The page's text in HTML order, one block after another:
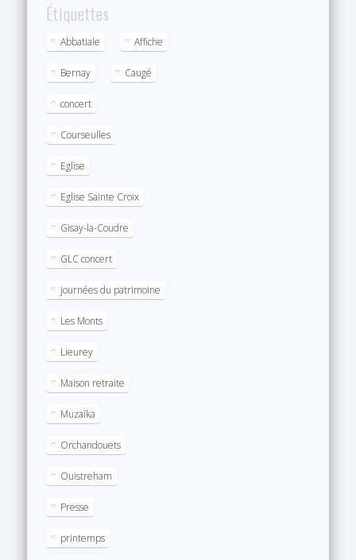
Étiquettes
Abbatiale Affiche
Bernay Caugé
concert
Courseulles
Eglise
Eglise Sainte Croix
Gisay-la-Coudre
GLC concert
journées du patrimoine
Les Monts
Lieurey
Maison retraite
Muzaïka
Orchandouets
Ouistreham
Presse
printemps